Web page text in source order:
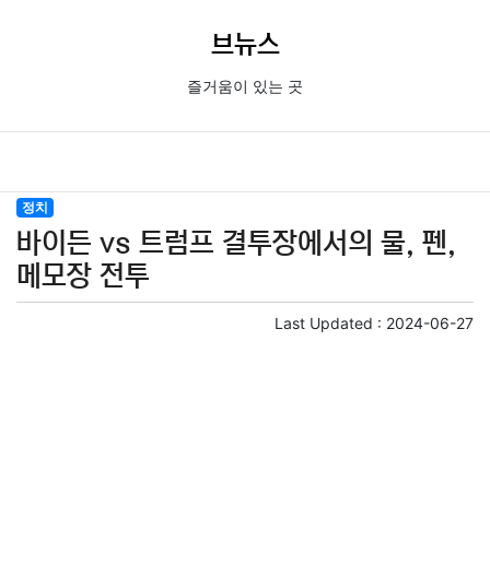
브뉴스
즐거움이 있는 곳
정치
바이든 vs 트럼프 결투장에서의 물, 펜,
메모장 전투
Last Updated : 2024-06-27